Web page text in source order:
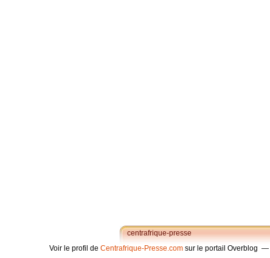
centrafrique-presse
Voir le profil de Centrafrique-Presse.com sur le portail Overblog